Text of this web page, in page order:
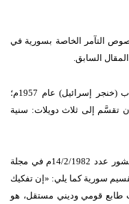
التآمر الخاصة بسورية في
السابق.
* ففي وثيقة (كرانجيا) التي صدرت ضمن كتاب (خنجر إسرائيل) عام 1957م؛
تقسَّم إلى ثلاث دويلات: سنية
* وفي تقرير المنظمة الصهيونية العالمية المنشور عدد 14/2/1982م في مجلة
تقسيم سورية كما يلي: «إن تفكيك
طابع قومي وديني مستقل، هو